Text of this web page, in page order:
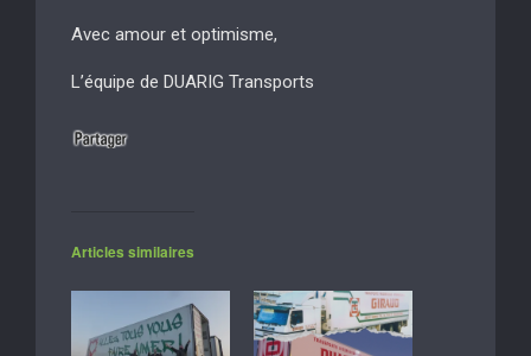
Avec amour et optimisme,
L’équipe de DUARIG Transports
Articles similaires